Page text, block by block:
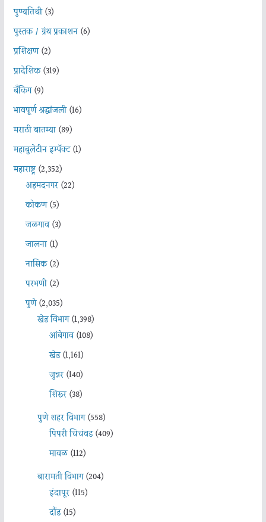
पुण्यतिथी(3)
पुस्तक / ग्रंथ प्रकाशन(6)
प्रशिक्षण(2)
प्रादेशिक(319)
बँकिंग(9)
भावपूर्ण श्रद्धांजली(16)
मराठी बातम्या(89)
महाबुलेटीन इम्पॅक्ट(1)
महाराष्ट्र(2,352)
अहमदनगर(22)
कोकण(5)
जळगाव(3)
जालना(1)
नासिक(2)
परभणी(2)
पुणे(2,035)
खेड विभाग(1,398)
आंबेगाव(108)
खेड(1,161)
जुन्नर(140)
शिरूर(38)
पुणे शहर विभाग(558)
पिंपरी चिचंवड(409)
मावळ(112)
बारामती विभाग(204)
इंदापूर(115)
दौंड(15)